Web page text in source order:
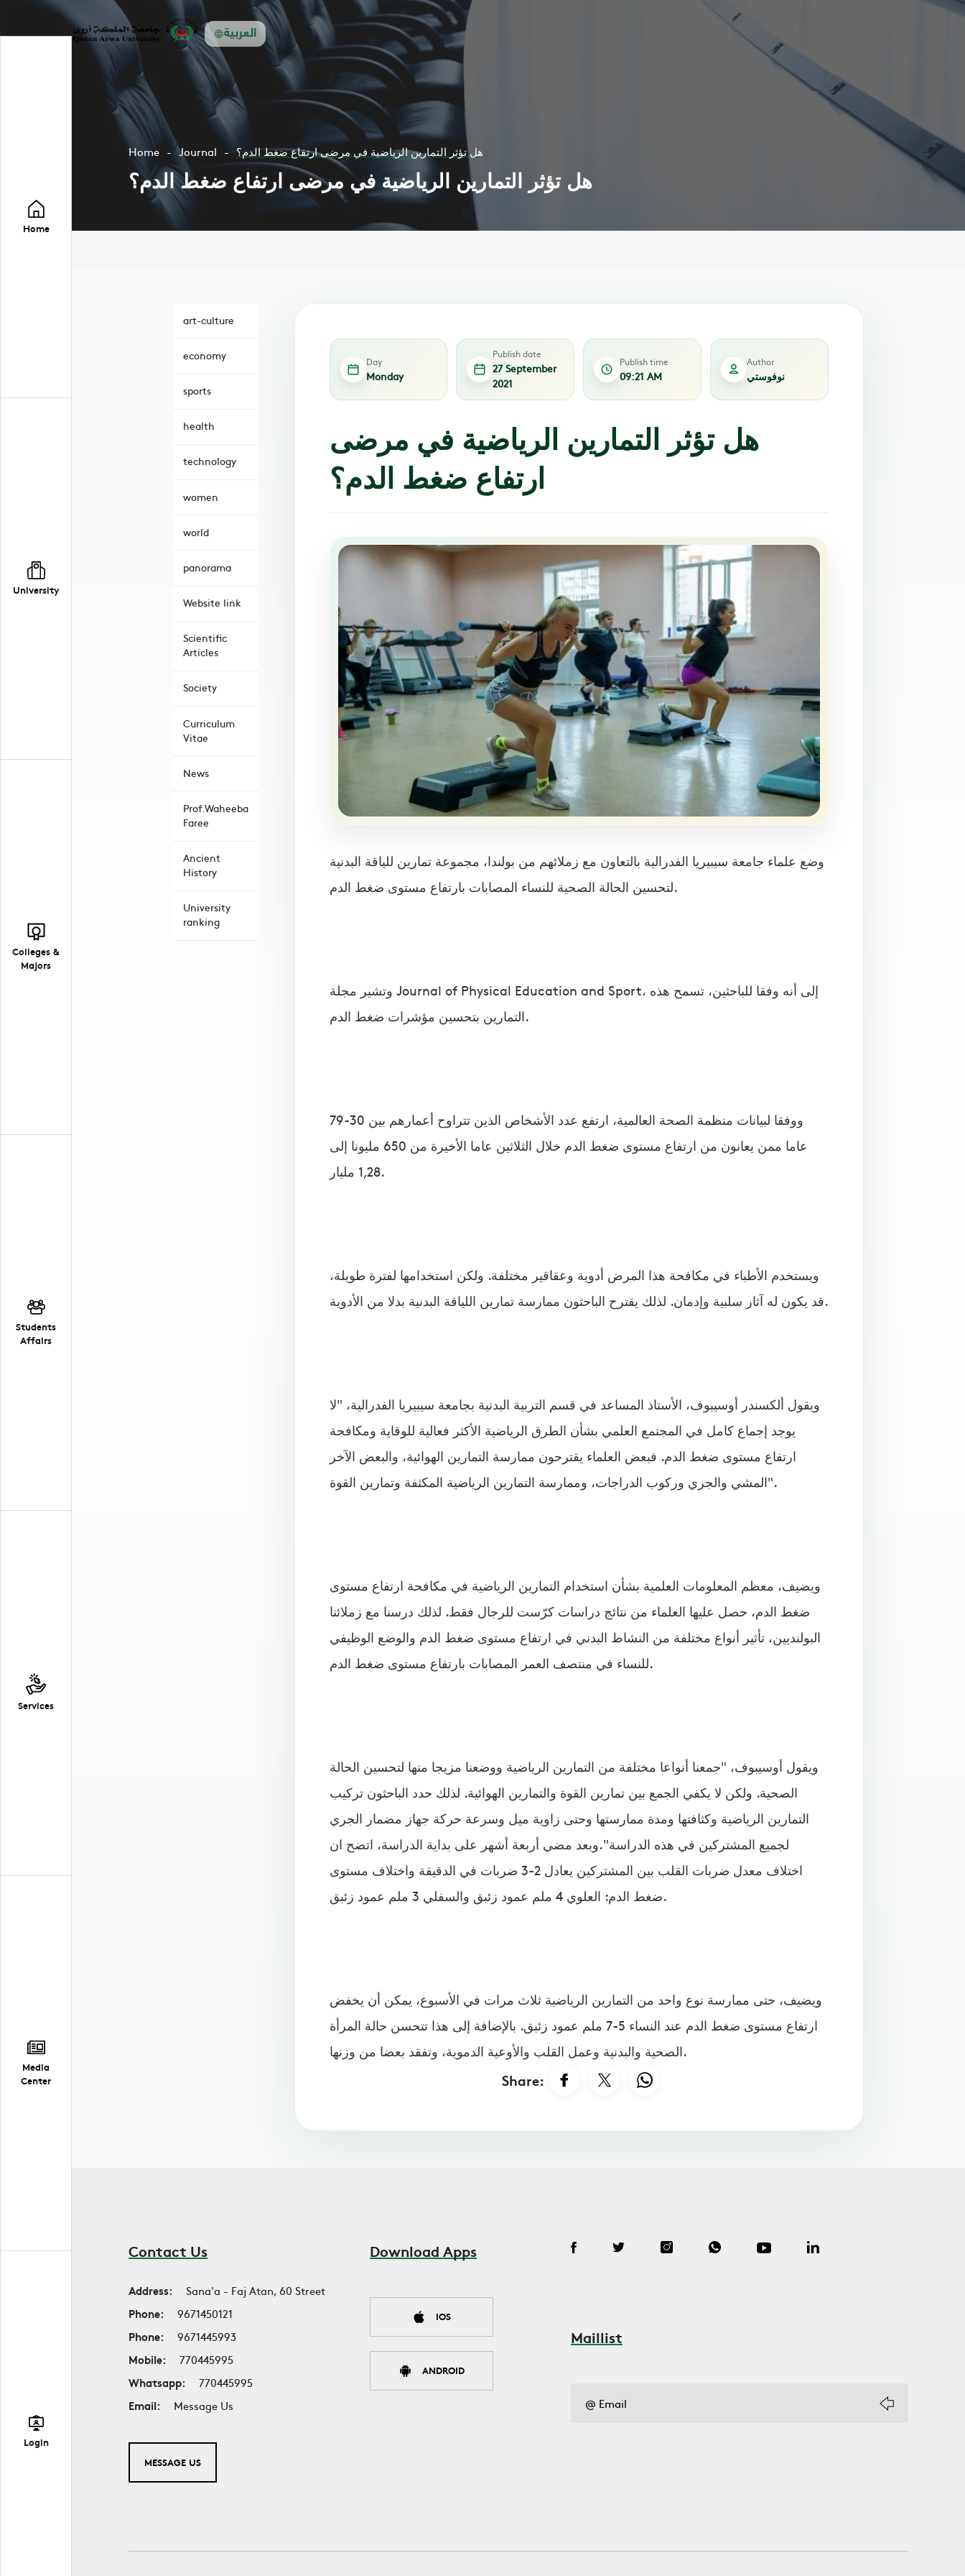
العربية
Home
University
Colleges &
Majors
Students
Affairs
Services
Media
Center
Login
Home Journal هل تؤثر التمارين الرياضية في مرضى ارتفاع ضغط الدم؟
هل تؤثر التمارين الرياضية في مرضى ارتفاع ضغط الدم؟
art-culture
economy
sports
health
technology
women
world
panorama
Website link
Scientific
Articles
Society
Curriculum
Vitae
News
Prof.Waheeba
Faree
Ancient
History
University
ranking
Day
Monday
Publish date
27 September
2021
Publish time
09:21 AM
Author
نوفوستي
هل تؤثر التمارين الرياضية في مرضى
ارتفاع ضغط الدم؟
وضع علماء جامعة سيبيريا الفدرالية بالتعاون مع زملائهم من بولندا، مجموعة تمارين للياقة البدنية
لتحسين الحالة الصحية للنساء المصابات بارتفاع مستوى ضغط الدم.
وتشير مجلة Journal of Physical Education and Sport، إلى أنه وفقا للباحثين، تسمح هذه
التمارين بتحسين مؤشرات ضغط الدم.
ووفقا لبيانات منظمة الصحة العالمية، ارتفع عدد الأشخاص الذين تتراوح أعمارهم بين 30-79
عاما ممن يعانون من ارتفاع مستوى ضغط الدم خلال الثلاثين عاما الأخيرة من 650 مليونا إلى
1,28 مليار.
ويستخدم الأطباء في مكافحة هذا المرض أدوية وعقاقير مختلفة. ولكن استخدامها لفترة طويلة،
قد يكون له آثار سلبية وإدمان. لذلك يقترح الباحثون ممارسة تمارين اللياقة البدنية بدلا من الأدوية.
ويقول ألكسندر أوسيبوف، الأستاذ المساعد في قسم التربية البدنية بجامعة سيبيريا الفدرالية، "لا
يوجد إجماع كامل في المجتمع العلمي بشأن الطرق الرياضية الأكثر فعالية للوقاية ومكافحة
ارتفاع مستوى ضغط الدم. فبعض العلماء يقترحون ممارسة التمارين الهوائية، والبعض الآخر
المشي والجري وركوب الدراجات، وممارسة التمارين الرياضية المكثفة وتمارين القوة".
ويضيف، معظم المعلومات العلمية بشأن استخدام التمارين الرياضية في مكافحة ارتفاع مستوى
ضغط الدم، حصل عليها العلماء من نتائج دراسات كرّست للرجال فقط. لذلك درسنا مع زملائنا
البولنديين، تأثير أنواع مختلفة من النشاط البدني في ارتفاع مستوى ضغط الدم والوضع الوظيفي
للنساء في منتصف العمر المصابات بارتفاع مستوى ضغط الدم.
ويقول أوسيبوف، "جمعنا أنواعا مختلفة من التمارين الرياضية ووضعنا مزيجا منها لتحسين الحالة
الصحية. ولكن لا يكفي الجمع بين تمارين القوة والتمارين الهوائية. لذلك حدد الباحثون تركيب
التمارين الرياضية وكثافتها ومدة ممارستها وحتى زاوية ميل وسرعة حركة جهاز مضمار الجري
لجميع المشتركين في هذه الدراسة".وبعد مضي أربعة أشهر على بداية الدراسة، اتضح ان
اختلاف معدل ضربات القلب بين المشتركين يعادل 2-3 ضربات في الدقيقة واختلاف مستوى
ضغط الدم: العلوي 4 ملم عمود زئبق والسفلي 3 ملم عمود زئبق.
ويضيف، حتى ممارسة نوع واحد من التمارين الرياضية ثلاث مرات في الأسبوع، يمكن أن يخفض
ارتفاع مستوى ضغط الدم عند النساء 5-7 ملم عمود زئبق. بالإضافة إلى هذا تتحسن حالة المرأة
الصحية والبدنية وعمل القلب والأوعية الدموية، وتفقد بعضا من وزنها.
Share:
Contact Us
Address:
Sana'a - Faj Atan, 60 Street
Phone:
9671450121
Phone:
9671445993
Mobile:
770445995
Whatsapp:
770445995
Email:
Message Us
MESSAGE US
Download Apps
IOS
ANDROID
Maillist